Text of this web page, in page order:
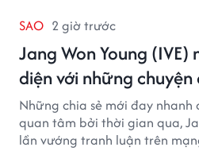
SAO 2 giờ trước
Jang Won Young (IVE)
diện với những chuyện
Những chia sẻ mới đay nhanh
quan tâm bởi thời gian qua,
lần vướng tranh luận trên